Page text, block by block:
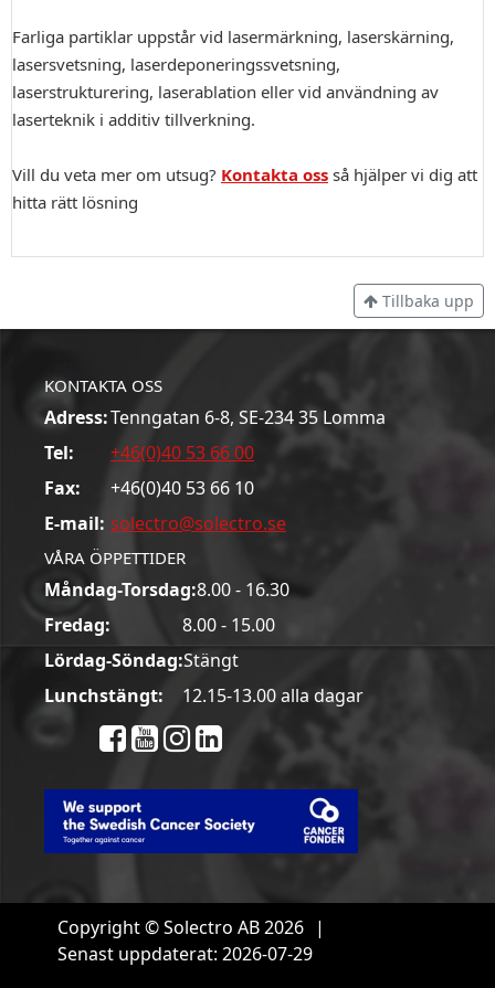
Farliga partiklar uppstår vid lasermärkning, laserskärning,
lasersvetsning, laserdeponeringssvetsning,
laserstrukturering, laserablation eller vid användning av
laserteknik i additiv tillverkning.
Vill du veta mer om utsug? Kontakta oss så hjälper vi dig att
hitta rätt lösning
Tillbaka upp
KONTAKTA OSS
Adress:Tenngatan 6-8, SE-234 35 Lomma
Tel:
+46(0)40 53 66 00
Fax:
+46(0)40 53 66 10
E-mail: solectro@solectro.se
VÅRA ÖPPETTIDER
Måndag-Torsdag:8.00 - 16.30
Fredag:
8.00 - 15.00
Lördag-Söndag:Stängt
Lunchstängt:
12.15-13.00 alla dagar
Copyright © Solectro AB 2026 |
Senast uppdaterat: 2026-07-29